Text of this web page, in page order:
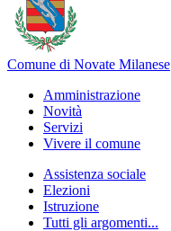
Comune di Novate Milanese
Amministrazione
Novità
Servizi
Vivere il comune
Assistenza sociale
Elezioni
Istruzione
Tutti gli argomenti...